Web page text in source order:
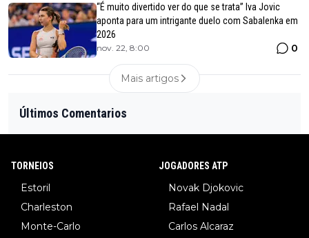
“É muito divertido ver do que se trata” Iva Jovic
aponta para um intrigante duelo com Sabalenka em
2026
nov. 22, 8:00 0
Mais artigos
Últimos Comentarios
TORNEIOS
Estoril
Charleston
Monte-Carlo
JOGADORES ATP
Novak Djokovic
Rafael Nadal
Carlos Alcaraz